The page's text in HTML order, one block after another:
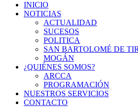
INICIO
NOTICIAS
ACTUALIDAD
SUCESOS
POLITICA
SAN BARTOLOMÉ DE
MOGÁN
¿QUIÉNES SOMOS?
ARCCA
PROGRAMACIÓN
NUESTROS SERVICIOS
CONTACTO